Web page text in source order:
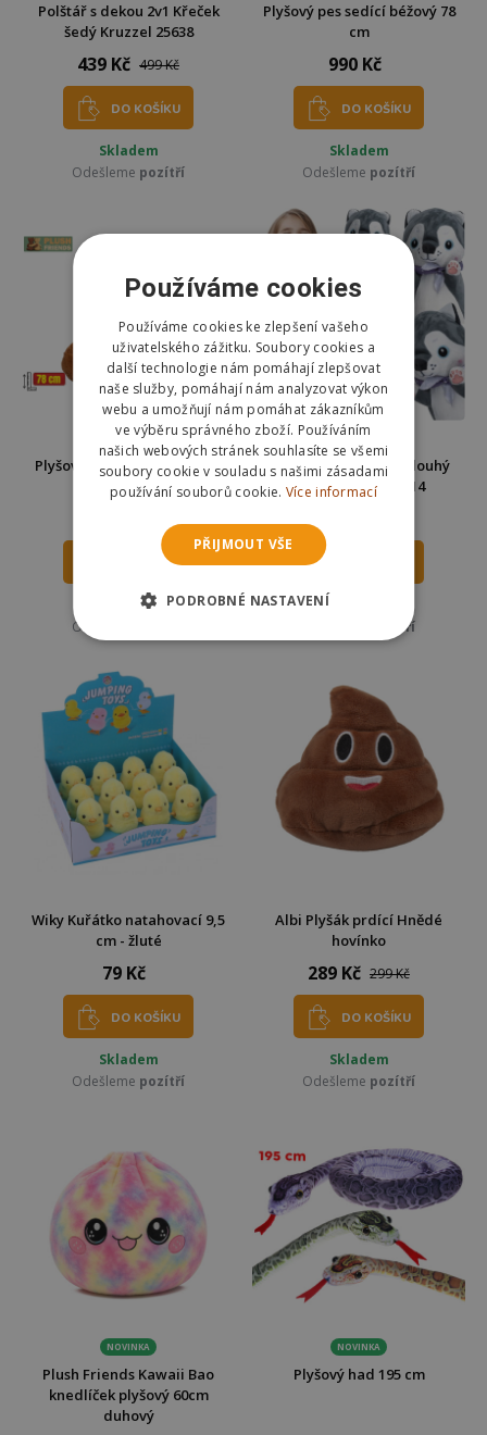
Polštář s dekou 2v1 Křeček
šedý Kruzzel 25638
439 Kč 499 Kč
DO KOŠÍKU
Skladem
Odešleme pozítří
Plyšový pes sedící béžový 78
cm
990 Kč
DO KOŠÍKU
Skladem
Odešleme pozítří
NOVINKA
Plyšový pes sedící hnědý 78
cm
DO KOŠÍKU
Skladem
Odešleme
Plyšový polštář Pes dlouhý
70cm Kruzzel 24714
268 Kč
pozítří
Wiky Kuřátko natahovací 9,5
cm - žluté
79 Kč
DO KOŠÍKU
Skladem
Odešleme pozítří
Albi Plyšák prdící Hnědé
hovínko
289 Kč 299 Kč
DO KOŠÍKU
Skladem
Odešleme pozítří
NOVINKA
Plush Friends Kawaii Bao
knedlíček plyšový 60cm
duhový
NOVINKA
Plyšový had 195 cm
Používáme cookies
Používáme cookies ke zlepšení vašeho
uživatelského zážitku. Soubory cookies a
další technologie nám pomáhají zlepšovat
naše služby, pomáhají nám analyzovat výkon
webu a umožňují nám pomáhat zákazníkům
ve výběru správného zboží. Používáním
našich webových stránek souhlasíte se všemi
soubory cookie v souladu s našimi zásadami
používání souborů cookie. Více informací
PŘIJMOUT VŠE
PODROBNÉ NASTAVENÍ